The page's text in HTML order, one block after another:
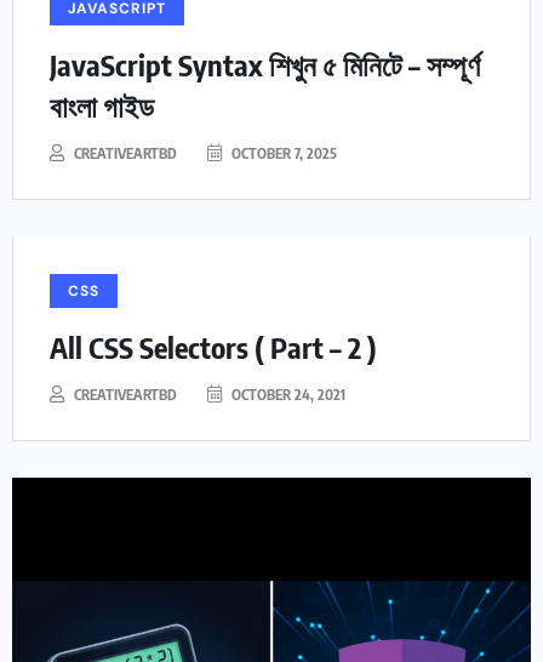
JAVASCRIPT
JavaScript Syntax শিখুন ৫ মিনিটে – সম্পূর্ণ
বাংলা গাইড
CREATIVEARTBD OCTOBER 7, 2025
CSS
All CSS Selectors ( Part – 2 )
CREATIVEARTBD OCTOBER 24, 2021